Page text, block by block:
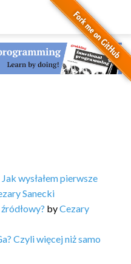
wysłałem pierwsze
Sanecki
byCezary
Czyli więcej niż samo